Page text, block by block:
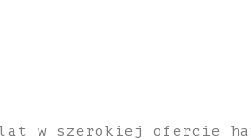
lat w szerokiej ofercie